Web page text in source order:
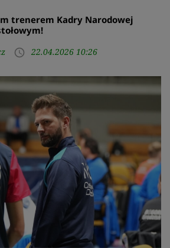
trenerem Kadry Narodowej
access_time 22.04.2026 10:26